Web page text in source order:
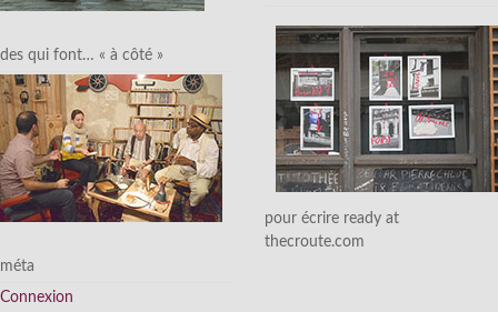
des qui font… « à côté »
méta
Connexion
pour écrire ready at
thecroute.com